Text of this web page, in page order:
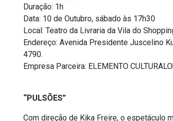
Duração: 1h
Data: 10 de Outubro, sábado às 17h30
Local: Teatro da Livraria da Vila do
Endereço: Avenida Presidente Juscelino
4790.
Empresa Parceira: ELEMENTO
“PULSÕES”
Com direção de Kika Freire, o espetáculo